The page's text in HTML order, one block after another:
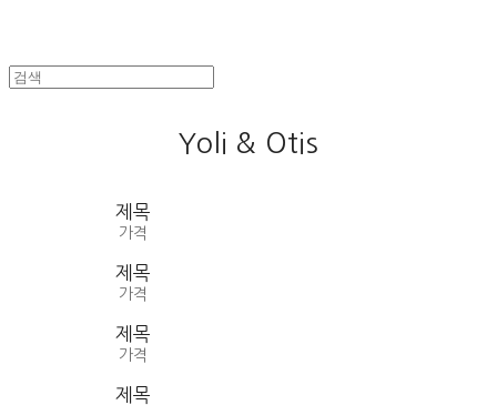
Yoli & Otis
제목
가격
제목
가격
제목
가격
제목